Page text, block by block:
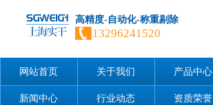
高精度-自动化-称重剔除
13296241520
网站首页 关于我们 产品中心
新闻中心 行业动态 资质荣誉